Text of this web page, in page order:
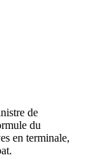
de
du
en terminale,